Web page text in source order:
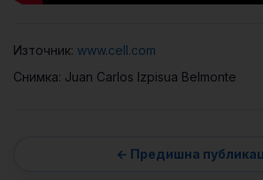
Източник: www.cell.com
Снимка: Juan Carlos Izpisua Belmonte